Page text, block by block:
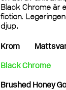
Black Chrome är
fiction.
djup.
Krom
Black Chrome
Brushed Honey